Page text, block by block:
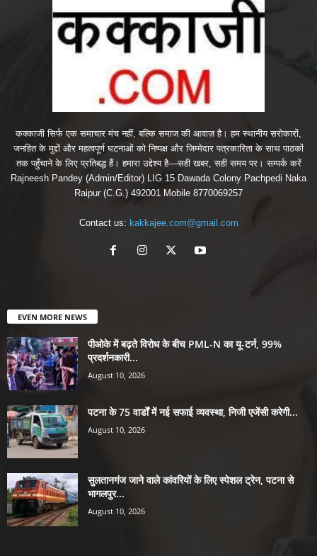
कक्काजी सिर्फ एक समाचार मंच नहीं, बल्कि समाज की आवाज़ है। हम स्थानीय सरोकारों,
जनहित के मुद्दों और महत्वपूर्ण घटनाओं को निष्पक्ष और जिम्मेदार पत्रकारिता के साथ पाठकों
तक पहुँचाने के लिए प्रतिबद्ध हैं। हमारा उद्देश्य है—सही खबर, सही समय पर। सम्पर्क करें
Rajneesh Pandey (Admin/Editor) LIG 15 Dawada Colony Pachpedi Naka
Raipur (C.G.) 492001 Mobile 8770069257
Contact us: kakkajee.com@gmail.com
EVEN MORE NEWS
पीओके में बढ़ते विरोध के बीच PML-N का यू-टर्न, 99%
प्रदर्शनकारी...
August 10, 2026
पटना के 75 वार्डों में नई सफाई व्यवस्था, निजी एजेंसी करेगी...
August 10, 2026
सुलतानगंज जाने वाले कांवरियों के लिए स्पेशल ट्रेन, पटना से
भागलपुर...
August 10, 2026